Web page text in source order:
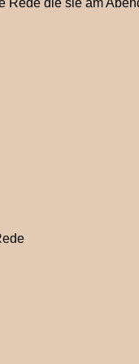
Rede die sie am